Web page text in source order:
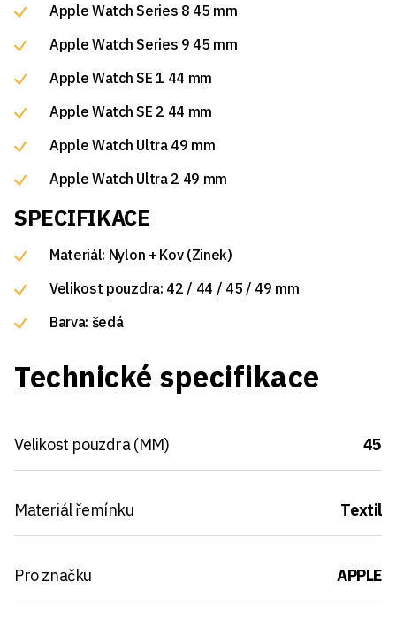
Apple Watch Series 8 45 mm
Apple Watch Series 9 45 mm
Apple Watch SE 1 44 mm
Apple Watch SE 2 44 mm
Apple Watch Ultra 49 mm
Apple Watch Ultra 2 49 mm
SPECIFIKACE
Materiál: Nylon + Kov (Zinek)
Velikost pouzdra: 42 / 44 / 45 / 49 mm
Barva: šedá
Technické specifikace
Velikost pouzdra (MM) 45
Materiál řemínku Textil
Pro značku APPLE